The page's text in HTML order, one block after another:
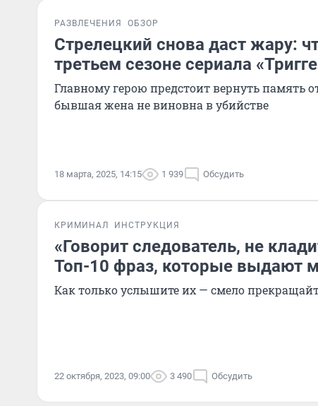
РАЗВЛЕЧЕНИЯ ОБЗОР
Стрелецкий снова даст жару:
третьем сезоне сериала
Главному герою предстоит вернуть память
бывшая жена не виновна в убийстве
18 марта, 2025, 14:15 1 939 Обсудить
КРИМИНАЛ ИНСТРУКЦИЯ
«Говорит следователь, не
Топ-10 фраз, которые выдают
Как только услышите их — смело
22 октября, 2023, 09:00 3 490 Обсудить